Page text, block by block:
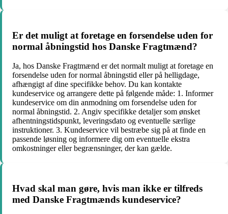
Er det muligt at foretage en forsendelse uden for
normal åbningstid hos Danske Fragtmænd?
Ja, hos Danske Fragtmænd er det normalt muligt at foretage en
forsendelse uden for normal åbningstid eller på helligdage,
afhængigt af dine specifikke behov. Du kan kontakte
kundeservice og arrangere dette på følgende måde: 1. Informer
kundeservice om din anmodning om forsendelse uden for
normal åbningstid. 2. Angiv specifikke detaljer som ønsket
afhentningstidspunkt, leveringsdato og eventuelle særlige
instruktioner. 3. Kundeservice vil bestræbe sig på at finde en
passende løsning og informere dig om eventuelle ekstra
omkostninger eller begrænsninger, der kan gælde.
Hvad skal man gøre, hvis man ikke er tilfreds
med Danske Fragtmænds kundeservice?